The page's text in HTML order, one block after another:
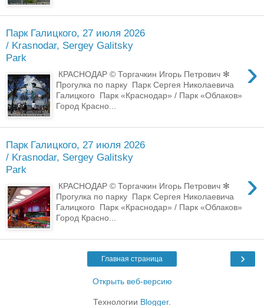
Парк Галицкого, 27 июля 2026
/ Krasnodar, Sergey Galitsky
Park
›
КРАСНОДАР © Торгачкин Игорь Петрович ✻
Прогулка по парку Парк Сергея Николаевича
Галицкого Парк «Краснодар» / Парк «Облаков»
Город Красно...
Парк Галицкого, 27 июля 2026
/ Krasnodar, Sergey Galitsky
Park
›
КРАСНОДАР © Торгачкин Игорь Петрович ✻
Прогулка по парку Парк Сергея Николаевича
Галицкого Парк «Краснодар» / Парк «Облаков»
Город Красно...
›
Главная страница
Открыть веб-версию
Технологии Blogger.